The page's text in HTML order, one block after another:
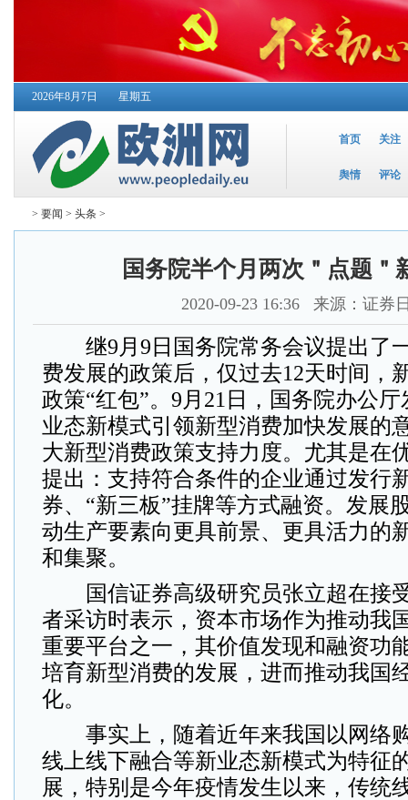
2026年8月7日 星期五
首页 关注
舆情 评论
> 要闻 > 头条 >
国务院半个月两次＂点题＂
2020-09-23 16:36 来源：证券
继9月9日国务院常务会议提出了
费发展的政策后，仅过去12天时间，
政策“红包”。9月21日，国务院办公
业态新模式引领新型消费加快发展的
大新型消费政策支持力度。尤其是在
提出：支持符合条件的企业通过发行
券、“新三板”挂牌等方式融资。发展
动生产要素向更具前景、更具活力的
和集聚。
国信证券高级研究员张立超在接
者采访时表示，资本市场作为推动我
重要平台之一，其价值发现和融资功
培育新型消费的发展，进而推动我国
化。
事实上，随着近年来我国以网络
线上线下融合等新业态新模式为特征
展，特别是今年疫情发生以来，传统